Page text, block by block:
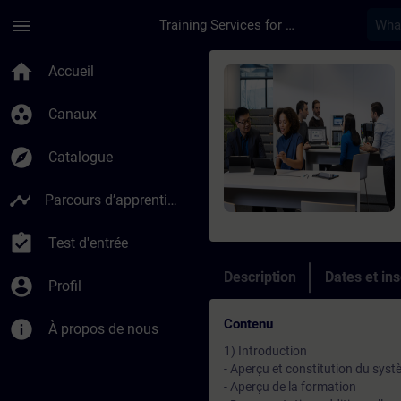
menu Training Services for Digital Industries
home Accueil
group_work Canaux
explore Catalogue
timeline Parcours d’apprentissage
assignment_turned_in Test d'entrée
account_circle Profil
info À propos de nous
Cours - SIMATIC
Description Dates et
Contenu
1) Introduction
- Aperçu et constitution du
- Aperçu de la formation